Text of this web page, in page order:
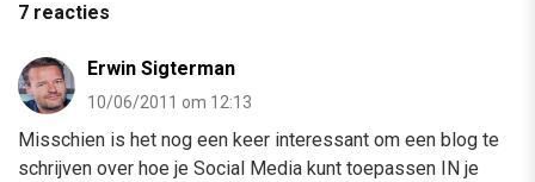
7 reacties
Erwin Sigterman
10/06/2011 om 12:13
Misschien is het nog een keer interessant om een blog te
schrijven over hoe je Social Media kunt toepassen IN je